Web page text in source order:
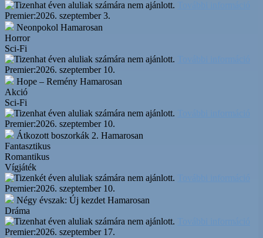
Premier:2026. szeptember 3.
Neonpokol Hamarosan
Horror
Sci-Fi
Premier:2026. szeptember 10.
Hope – Remény Hamarosan
Akció
Sci-Fi
Premier:2026. szeptember 10.
Átkozott boszorkák 2. Hamarosan
Fantasztikus
Romantikus
Vígjáték
Premier:2026. szeptember 10.
Négy évszak: Új kezdet Hamarosan
Dráma
Premier:2026. szeptember 17.